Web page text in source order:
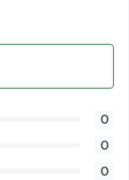
0
0
0